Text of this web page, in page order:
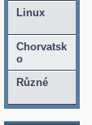
Linux
Chorvatsk
o
Různé